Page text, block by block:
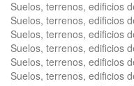
Suelos, terrenos, edificios
Suelos, terrenos, edificios
Suelos, terrenos, edificios
Suelos, terrenos, edificios
Suelos, terrenos, edificios
Suelos, terrenos, edificios